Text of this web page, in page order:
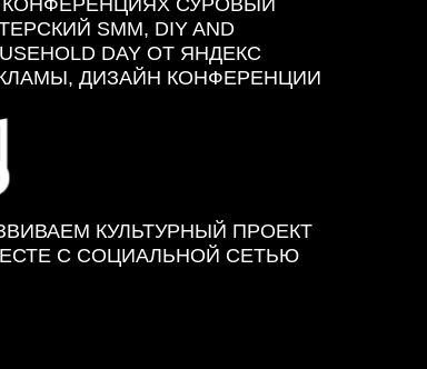
КОНФЕРЕНЦИЯХ СУРОВЫЙ
SMM, DIY AND
DAY ОТ ЯНДЕКС
ДИЗАЙН КОНФЕРЕНЦИИ
КУЛЬТУРНЫЙ ПРОЕКТ
С СОЦИАЛЬНОЙ СЕТЬЮ